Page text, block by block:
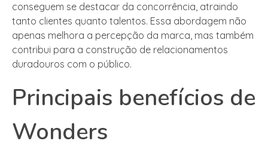
conseguem se destacar da concorrência, atraindo
tanto clientes quanto talentos. Essa abordagem não
apenas melhora a percepção da marca, mas também
contribui para a construção de relacionamentos
duradouros com o público.
Principais benefícios de
Wonders